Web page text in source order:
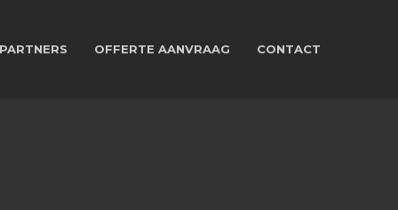
PARTNERS OFFERTE AANVRAAG CONTACT